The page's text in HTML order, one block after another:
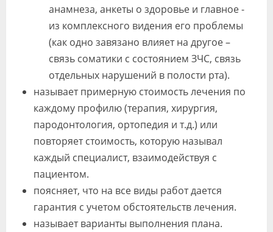
анамнеза, анкеты о здоровье и главное -
из комплексного видения его проблемы
(как одно завязано влияет на другое –
связь соматики с состоянием ЗЧС, связь
отдельных нарушений в полости рта).
называет примерную стоимость лечения по
каждому профилю (терапия, хирургия,
пародонтология, ортопедия и т.д.) или
повторяет стоимость, которую называл
каждый специалист, взаимодействуя с
пациентом.
поясняет, что на все виды работ дается
гарантия с учетом обстоятельств лечения.
называет варианты выполнения плана.